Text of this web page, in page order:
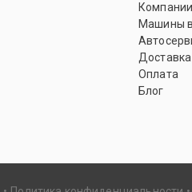
Компании
Машины
Доставка
Оплата
Блог